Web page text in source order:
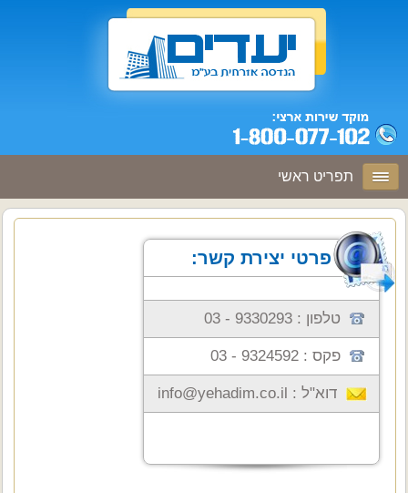
תפריט ראשי
פרטי יצירת קשר:
טלפון :9330293 - 03
פקס : 9324592 - 03
דוא"ל : info@yehadim.co.il